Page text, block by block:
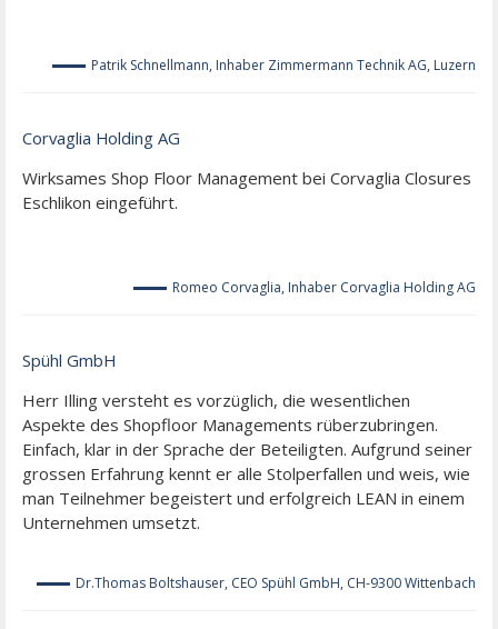
Patrik Schnellmann, Inhaber Zimmermann Technik AG, Luzern
Corvaglia Holding AG
Wirksames Shop Floor Management bei Corvaglia Closures
Eschlikon eingeführt.
Romeo Corvaglia, Inhaber Corvaglia Holding AG
Spühl GmbH
Herr Illing versteht es vorzüglich, die wesentlichen
Aspekte des Shopfloor Managements rüberzubringen.
Einfach, klar in der Sprache der Beteiligten. Aufgrund seiner
grossen Erfahrung kennt er alle Stolperfallen und weis, wie
man Teilnehmer begeistert und erfolgreich LEAN in einem
Unternehmen umsetzt.
Dr.Thomas Boltshauser, CEO Spühl GmbH, CH-9300 Wittenbach